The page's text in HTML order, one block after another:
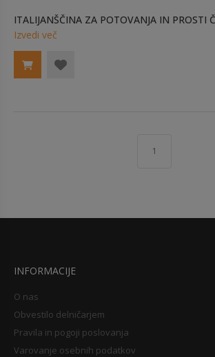
ITALIJANŠČINA ZA POTOVANJA IN PROSTI
Izvedi več
1
INFORMACIJE
O nas
Obvestilo delničarjem
Pravila in pogoji poslovanja
Varovanje osebnih podatkov